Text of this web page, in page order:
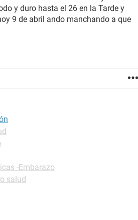
y duro hasta el 26 en la Tarde y
9 de abril ando manchando a que
-Embarazo
salud